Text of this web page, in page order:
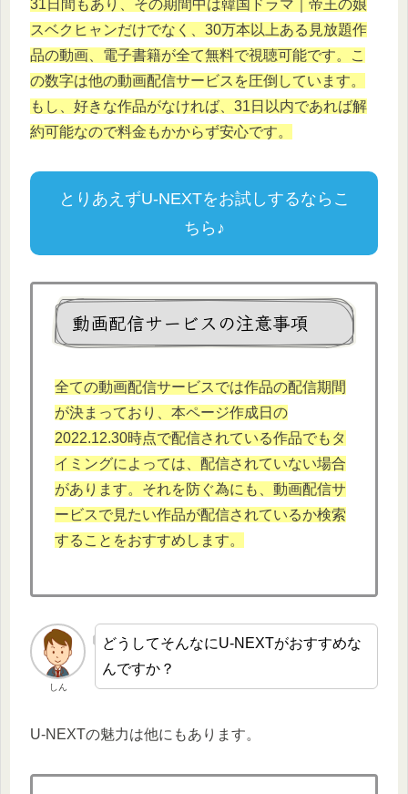
31日間もあり、その期間中は韓国ドラマ｜帝王の娘
スベクヒャンだけでなく、30万本以上ある見放題作
品の動画、電子書籍が全て無料で視聴可能です。こ
の数字は他の動画配信サービスを圧倒しています。
もし、好きな作品がなければ、31日以内であれば解
約可能なので料金もかからず安心です。
とりあえずU-NEXTをお試しするならこ
ちら♪
動画配信サービスの注意事項
全ての動画配信サービスでは作品の配信期間
が決まっており、本ページ作成日の
2022.12.30時点で配信されている作品でもタ
イミングによっては、配信されていない場合
があります。それを防ぐ為にも、動画配信サ
ービスで見たい作品が配信されているか検索
することをおすすめします。
しん
どうしてそんなにU-NEXTがおすすめな
んですか？
U-NEXTの魅力は他にもあります。